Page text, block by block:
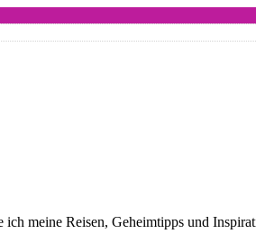
meine Reisen, Geheimtipps und